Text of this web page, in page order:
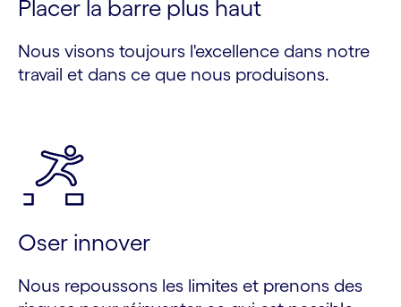
Placer la barre plus haut
Nous visons toujours l'excellence dans notre
travail et dans ce que nous produisons.
Oser innover
Nous repoussons les limites et prenons des